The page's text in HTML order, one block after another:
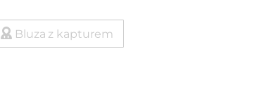
Bluza z kapturem